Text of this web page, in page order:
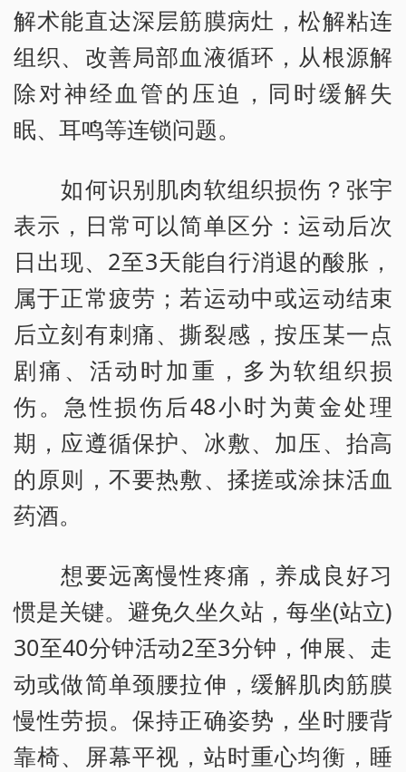
解术能直达深层筋膜病灶，松解粘连
组织、改善局部血液循环，从根源解
除对神经血管的压迫，同时缓解失
眠、耳鸣等连锁问题。
如何识别肌肉软组织损伤？张宇
表示，日常可以简单区分：运动后次
日出现、2至3天能自行消退的酸胀，
属于正常疲劳；若运动中或运动结束
后立刻有刺痛、撕裂感，按压某一点
剧痛、活动时加重，多为软组织损
伤。急性损伤后48小时为黄金处理
期，应遵循保护、冰敷、加压、抬高
的原则，不要热敷、揉搓或涂抹活血
药酒。
想要远离慢性疼痛，养成良好习
惯是关键。避免久坐久站，每坐(站立)
30至40分钟活动2至3分钟，伸展、走
动或做简单颈腰拉伸，缓解肌肉筋膜
慢性劳损。保持正确姿势，坐时腰背
靠椅、屏幕平视，站时重心均衡，睡